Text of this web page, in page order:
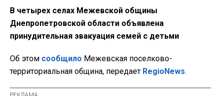
В четырех селах Межевской общины
Днепропетровской области объявлена
принудительная эвакуация семей с детьми
Об этом сообщило Межевская поселково-
территориальная община, передает RegioNews.